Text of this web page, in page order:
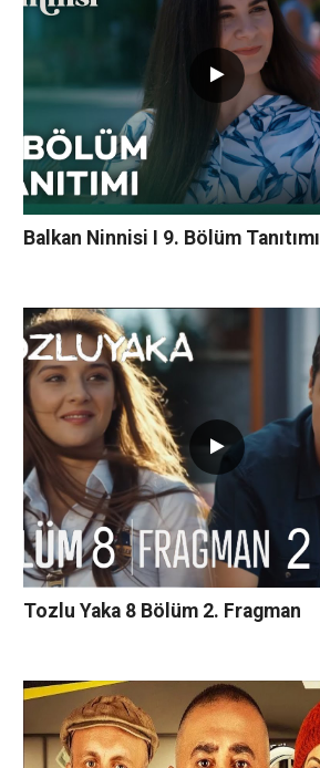
Balkan Ninnisi I 9. Bölüm Tanıtımı
Tozlu Yaka 8 Bölüm 2. Fragman